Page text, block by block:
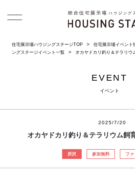
住宅展示場ハウジングステージTOP 住宅展示場イベント
ングステージイベント一覧
オカヤドカリ釣り＆テラリウ
EVENT
イベント
2025/7/20
オカヤドカリ釣り＆テラリウム飼
所沢 参加無料 ファ